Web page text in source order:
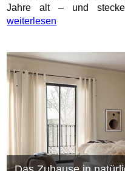
Jahre alt – und
weiterlesen